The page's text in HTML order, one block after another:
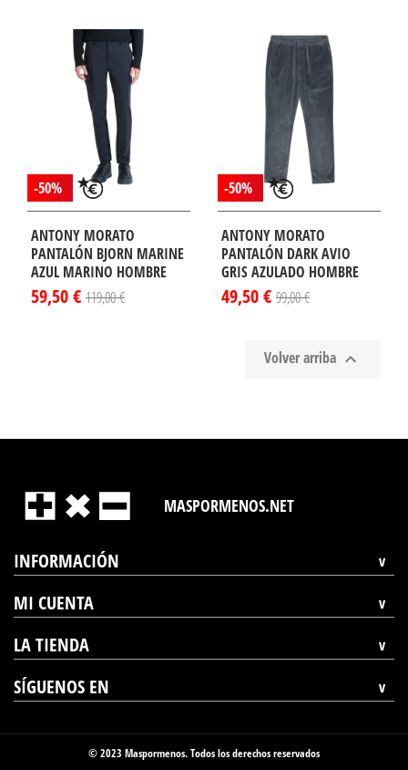
-50%
ANTONY MORATO
PANTALÓN BJORN MARINE
AZUL MARINO HOMBRE
59,50 € 119,00 €
-50%
ANTONY MORATO
PANTALÓN DARK AVIO
GRIS AZULADO HOMBRE
49,50 € 99,00 €
Volver arriba 
MASPORMENOS.NET
INFORMACIÓN
MI CUENTA
LA TIENDA
SÍGUENOS EN
© 2023 Maspormenos. Todos los derechos reservados